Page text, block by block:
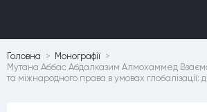
Головна
Монографiї
Мутана Аббас Абдалказим Алмохаммед
та міжнародного права в умовах глобалізації: